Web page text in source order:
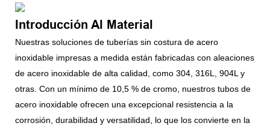
Introducción Al Material
Nuestras soluciones de tuberías sin costura de acero
inoxidable impresas a medida están fabricadas con aleaciones
de acero inoxidable de alta calidad, como 304, 316L, 904L y
otras. Con un mínimo de 10,5 % de cromo, nuestros tubos de
acero inoxidable ofrecen una excepcional resistencia a la
corrosión, durabilidad y versatilidad, lo que los convierte en la